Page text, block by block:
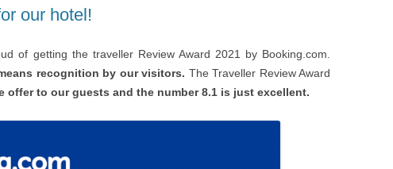
our hotel!
of getting the traveller Review Award 2021 by Booking.com.
recognition by our visitors. The Traveller Review Award
offer to our guests and the number 8.1 is just excellent.